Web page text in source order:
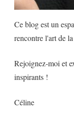
Ce blog est un
rencontre l'art de
Rejoignez-moi et
inspirants !
Céline